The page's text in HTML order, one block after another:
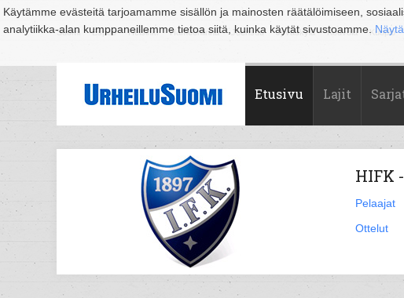
Käytämme evästeitä tarjoamamme sisällön ja mainosten räätälöimiseen,
analytiikka-alan kumppaneillemme tietoa siitä, kuinka käytät sivustoamme.
Suomi Espoo Helsinki Hämeenlinna Joensuu Jyväskylä Kouvola Kuopio
Etusivu Lajit
HIFK
Pelaajat
Ottelut